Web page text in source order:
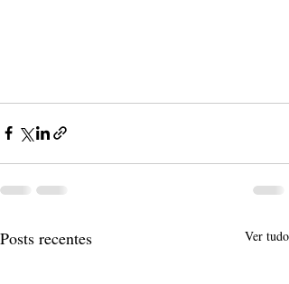
Posts recentes Ver tudo